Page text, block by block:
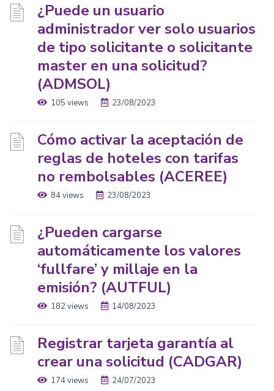
¿Puede un usuario
administrador ver solo usuarios
de tipo solicitante o solicitante
master en una solicitud?
(ADMSOL)
105 views 23/08/2023
Cómo activar la aceptación de
reglas de hoteles con tarifas
no rembolsables (ACEREE)
84 views 23/08/2023
¿Pueden cargarse
automáticamente los valores
‘fullfare’ y millaje en la
emisión? (AUTFUL)
182 views 14/08/2023
Registrar tarjeta garantía al
crear una solicitud (CADGAR)
174 views 24/07/2023